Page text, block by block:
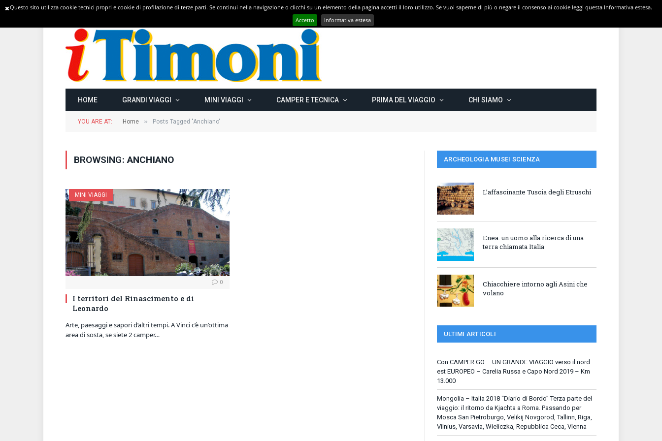
TRENDING Con CAMPER GO – UN GRANDE VIAGGIO verso il nord est EUROPEO – Carelia Russa e Capo Nord 2019 – Km 13.000
HOME GRANDI VIAGGI MINI VIAGGI CAMPER E TECNICA PRIMA DEL VIAGGIO CHI SIAMO
YOU ARE AT: Home » Posts Tagged "Anchiano"
BROWSING:ANCHIANO
MINI VIAGGI
0
I territori del Rinascimento e di
Leonardo
Arte, paesaggi e sapori d’altri tempi. A Vinci c’è un’ottima
area di sosta, se siete 2 camper…
ARCHEOLOGIA MUSEI SCIENZA
L’affascinante Tuscia degli Etruschi
Enea: un uomo alla ricerca di una
terra chiamata Italia
Chiacchiere intorno agli Asini che
volano
ULTIMI ARTICOLI
Con CAMPER GO – UN GRANDE VIAGGIO verso il nord
est EUROPEO – Carelia Russa e Capo Nord 2019 – Km
13.000
Mongolia – Italia 2018 “Diario di Bordo” Terza parte del
viaggio: il ritorno da Kjachta a Roma. Passando per
Mosca San Pietroburgo, Velikij Novgorod, Tallinn, Riga,
Vilnius, Varsavia, Wieliczka, Repubblica Ceca, Vienna
Questo sito utilizza cookie tecnici propri e cookie di profilazione di terze parti. Se continui nella navigazione o clicchi su un elemento della pagina accetti il loro utilizzo. Se vuoi saperne di più o negare il consenso ai cookie leggi questa Informativa estesa.
Accetto
Informativa estesa